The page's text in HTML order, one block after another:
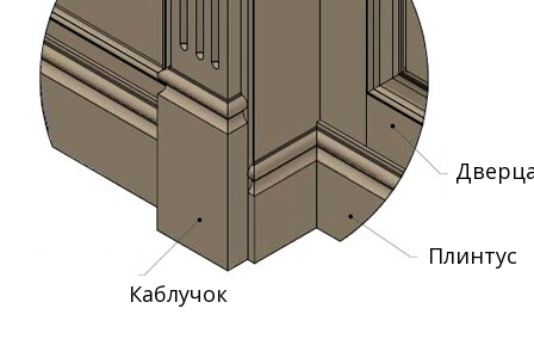
Плинтус
Каблучок